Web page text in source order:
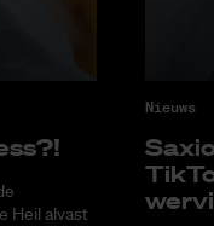
Heil alvast
Nieuws